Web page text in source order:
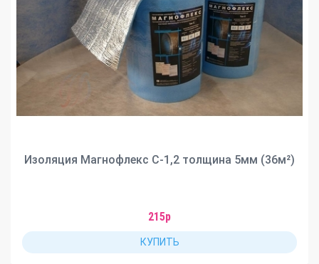
Изоляция Магнофлекс С-1,2 толщина 5мм (36м²)
215р
КУПИТЬ